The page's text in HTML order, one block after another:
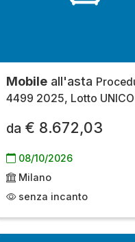
Mobile all'asta
4499 2025, Lotto UNICO
da € 8.672,03
08/10/2026
Milano
senza incanto